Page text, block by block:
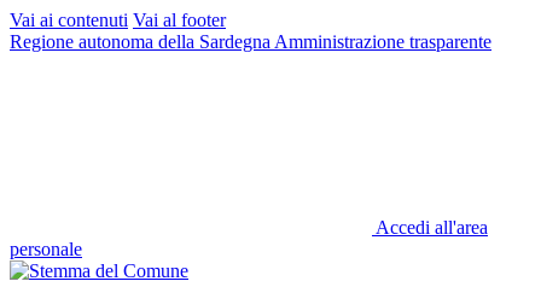
Vai ai contenuti Vai al footer
Regione autonoma della Sardegna Amministrazione trasparente
Accedi all'area
personale